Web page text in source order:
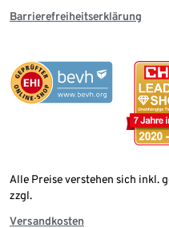
Barrierefreiheitserklärung
Alle Preise verstehen sich inkl.
zzgl.
Versandkosten